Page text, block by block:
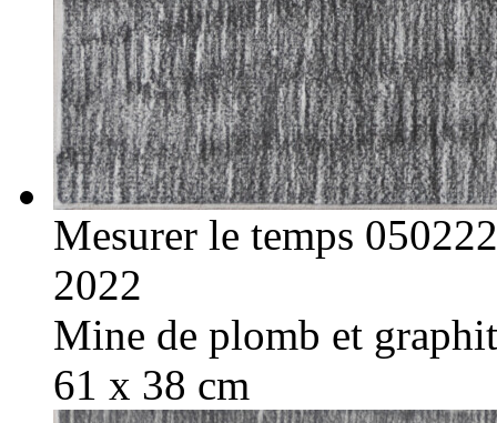
Mesurer le temps 050222
2022
Mine de plomb et
61 x 38 cm